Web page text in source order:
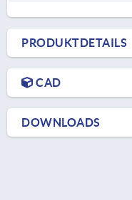
PRODUKTDETAILS
CAD
DOWNLOADS